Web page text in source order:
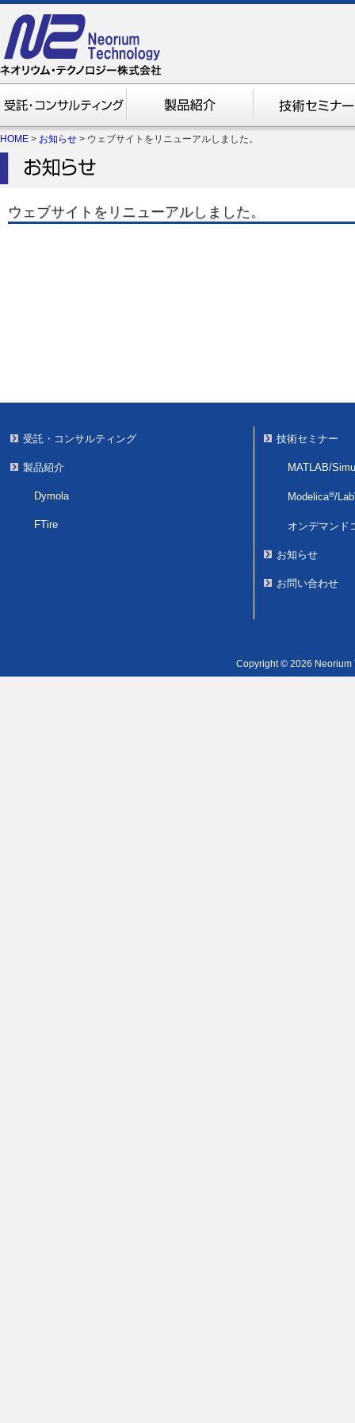
HOME > お知らせ > ウェブサイトをリニューアルしました。
ウェブサイトをリニューアルしました。
受託・コンサルティング
製品紹介
Dymola
FTire
技術セミナー
MATLAB/
Modelica®/
オンデマンド
お知らせ
お問い合わせ
Copyright © 2026 Neorium